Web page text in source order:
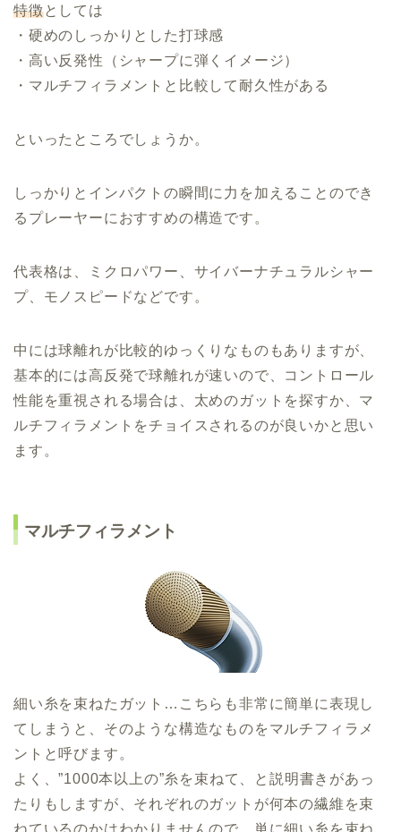
特徴としては
・硬めのしっかりとした打球感
・高い反発性（シャープに弾くイメージ）
・マルチフィラメントと比較して耐久性がある
といったところでしょうか。
しっかりとインパクトの瞬間に力を加えることのでき
るプレーヤーにおすすめの構造です。
代表格は、ミクロパワー、サイバーナチュラルシャー
プ、モノスピードなどです。
中には球離れが比較的ゆっくりなものもありますが、
基本的には高反発で球離れが速いので、コントロール
性能を重視される場合は、太めのガットを探すか、マ
ルチフィラメントをチョイスされるのが良いかと思い
ます。
マルチフィラメント
細い糸を束ねたガット…こちらも非常に簡単に表現し
てしまうと、そのような構造なものをマルチフィラメ
ントと呼びます。
よく、”1000本以上の”糸を束ねて、と説明書きがあっ
たりもしますが、それぞれのガットが何本の繊維を束
ねているのかはわかりませんので、単に細い糸を束ね